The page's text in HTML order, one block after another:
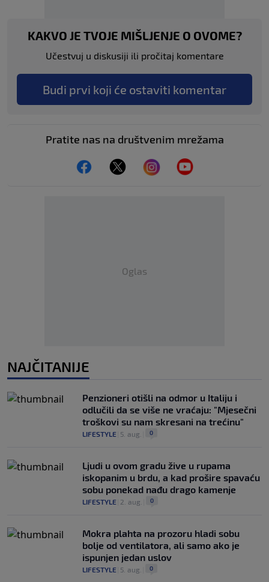
KAKVO JE TVOJE MIŠLJENJE O OVOME?
Učestvuj u diskusiji ili pročitaj komentare
Budi prvi koji će ostaviti komentar
Pratite nas na društvenim mrežama
Oglas
NAJČITANIJE
Penzioneri otišli na odmor u Italiju i
odlučili da se više ne vraćaju: "Mjesečni
troškovi su nam skresani na trećinu"
LIFESTYLE 5. aug. 0
Ljudi u ovom gradu žive u rupama
iskopanim u brdu, a kad prošire spavaću
sobu ponekad nađu drago kamenje
LIFESTYLE 2. aug. 0
Mokra plahta na prozoru hladi sobu
bolje od ventilatora, ali samo ako je
ispunjen jedan uslov
LIFESTYLE 5. aug. 0